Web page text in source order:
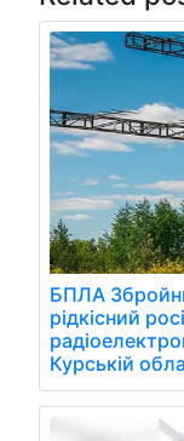
БПЛА
рідкісний
Курській